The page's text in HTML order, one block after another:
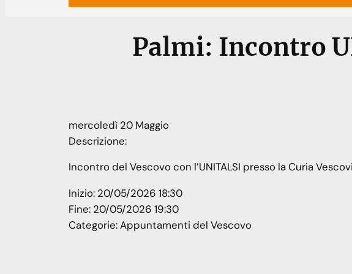
Palmi: Incontro
mercoledì 20 Maggio
Descrizione:
Incontro del Vescovo con l’UNITALSI presso la Curia
Inizio: 20/05/2026 18:30
Fine: 20/05/2026 19:30
Categorie:Appuntamenti del Vescovo